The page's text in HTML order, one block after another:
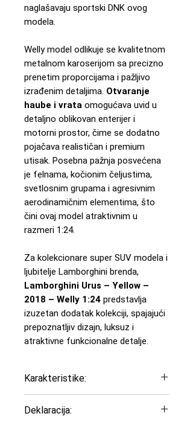
naglašavaju sportski DNK ovog
modela.
Welly model odlikuje se kvalitetnom
metalnom karoserijom sa precizno
prenetim proporcijama i pažljivo
izrađenim detaljima. Otvaranje
haube i vrata omogućava uvid u
detaljno oblikovan enterijer i
motorni prostor, čime se dodatno
pojačava realističan i premium
utisak. Posebna pažnja posvećena
je felnama, kočionim čeljustima,
svetlosnim grupama i agresivnim
aerodinamičnim elementima, što
čini ovaj model atraktivnim u
razmeri 1:24.
Za kolekcionare super SUV modela i
ljubitelje Lamborghini brenda,
Lamborghini Urus – Yellow –
2018 – Welly 1:24 predstavlja
izuzetan dodatak kolekciji, spajajući
prepoznatljiv dizajn, luksuz i
atraktivne funkcionalne detalje.
Karakteristike:
Godina: 2018
Deklaracija: